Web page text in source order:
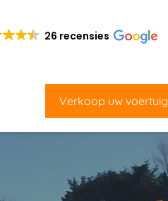
26 recensies
Verkoop uw voertuig